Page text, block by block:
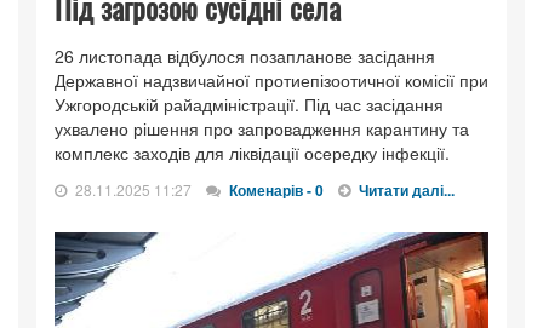
26 листопада відбулося позапланове засідання
Державної надзвичайної протиепізоотичної комісії при
Ужгородській райадміністрації. Під час засідання
ухвалено рішення про запровадження карантину та
комплекс заходів для ліквідації осередку інфекції.
28.11.2025 11:27 Коменарів - 0 Читати далі...